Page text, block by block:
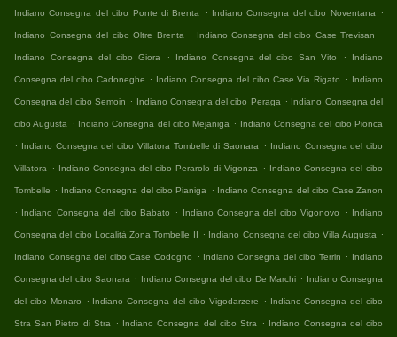
Indiano Consegna del cibo Ponte di Brenta . Indiano Consegna del cibo Noventana .
Indiano Consegna del cibo Oltre Brenta . Indiano Consegna del cibo Case Trevisan .
Indiano Consegna del cibo Giora . Indiano Consegna del cibo San Vito . Indiano
Consegna del cibo Cadoneghe . Indiano Consegna del cibo Case Via Rigato . Indiano
Consegna del cibo Semoin . Indiano Consegna del cibo Peraga . Indiano Consegna del
cibo Augusta . Indiano Consegna del cibo Mejaniga . Indiano Consegna del cibo Pionca
. Indiano Consegna del cibo Villatora Tombelle di Saonara . Indiano Consegna del cibo
Villatora . Indiano Consegna del cibo Perarolo di Vigonza . Indiano Consegna del cibo
Tombelle . Indiano Consegna del cibo Pianiga . Indiano Consegna del cibo Case Zanon
. Indiano Consegna del cibo Babato . Indiano Consegna del cibo Vigonovo . Indiano
Consegna del cibo Località Zona Tombelle II . Indiano Consegna del cibo Villa Augusta .
Indiano Consegna del cibo Case Codogno . Indiano Consegna del cibo Terrin . Indiano
Consegna del cibo Saonara . Indiano Consegna del cibo De Marchi . Indiano Consegna
del cibo Monaro . Indiano Consegna del cibo Vigodarzere . Indiano Consegna del cibo
Stra San Pietro di Stra . Indiano Consegna del cibo Stra . Indiano Consegna del cibo